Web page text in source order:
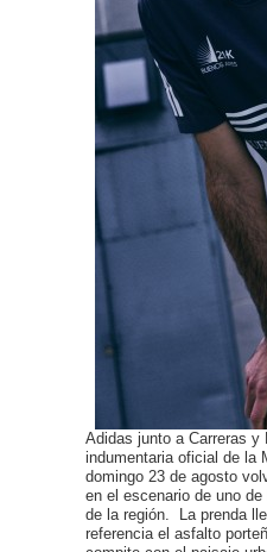
Adidas junto a Carreras y
indumentaria oficial de la
domingo 23 de agosto
en el escenario de uno
de la región. La prenda
referencia el asfalto